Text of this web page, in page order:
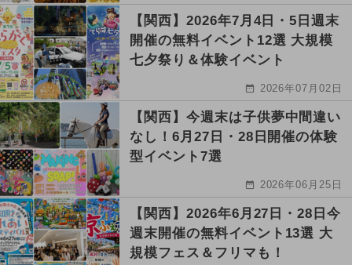
【関西】2026年7月4日・5日週末
開催の無料イベント12選 大規模
七夕祭り＆体験イベント
2026年07月02日
【関西】今週末は子供夢中間違い
なし！6月27日・28日開催の体験
型イベント7選
2026年06月25日
【関西】2026年6月27日・28日今
週末開催の無料イベント13選 大
規模フェス＆フリマも！